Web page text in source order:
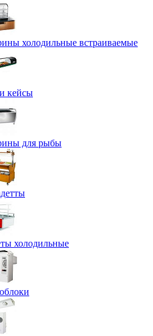
холодильные встраиваемые
кейсы
для рыбы
холодильные